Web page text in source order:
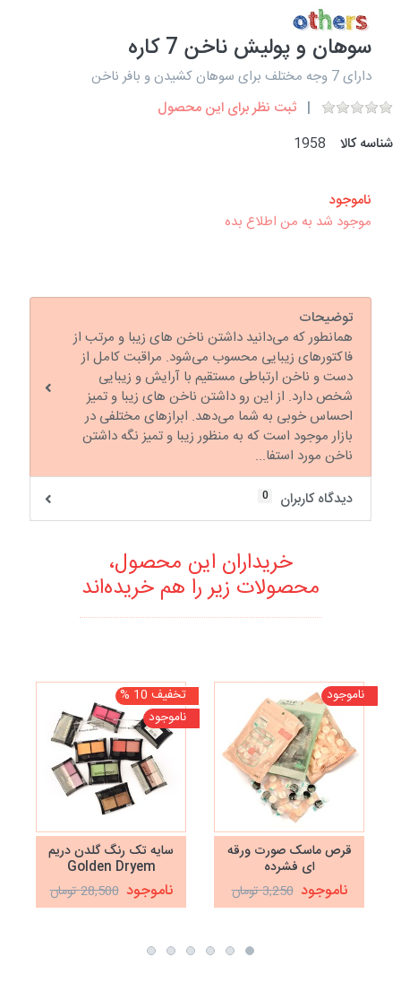
سوهان و پولیش ناخن 7 کاره
دارای 7 وجه مختلف برای سوهان کشیدن و بافر ناخن
ثبت نظر برای این محصول
شناسه کالا
1958
ناموجود
موجود شد به من اطلاع بده
توضیحات
همانطور که می‌دانید داشتن ناخن های زیبا و مرتب از
فاکتورهای زیبایی محسوب می‌شود. مراقبت کامل از
دست و ناخن ارتباطی مستقیم با آرایش و زیبایی
شخص دارد. از این رو داشتن ناخن های زیبا و تمیز
احساس خوبی به شما می‌دهد. ابرازهای مختلفی در
بازار موجود است که به منظور زیبا و تمیز نگه داشتن
ناخن مورد استفا...
دیدگاه کاربران
0
خریداران این محصول،
محصولات زیر را هم خریده‌اند
ناموجود
قرص ماسک صورت ورقه
ای فشرده
ناموجود 3,250 تومان
تخفیف 10 %
ناموجود
سایه تک رنگ گلدن دریم
Golden Dryem
ناموجود 28,500 تومان